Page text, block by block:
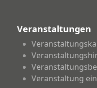
Veranstaltungen
Veranstaltung